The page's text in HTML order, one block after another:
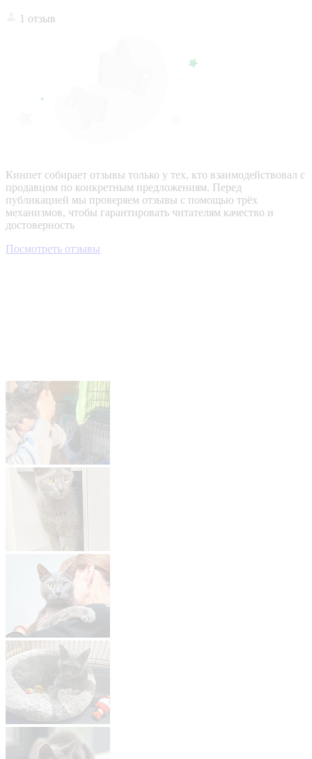
1 отзыв
Кинпет собирает отзывы только у тех, кто взаимодействовал с
продавцом по конкретным предложениям. Перед
публикацией мы проверяем отзывы с помощью трёх
механизмов, чтобы гарантировать читателям качество и
достоверность
Посмотреть отзывы